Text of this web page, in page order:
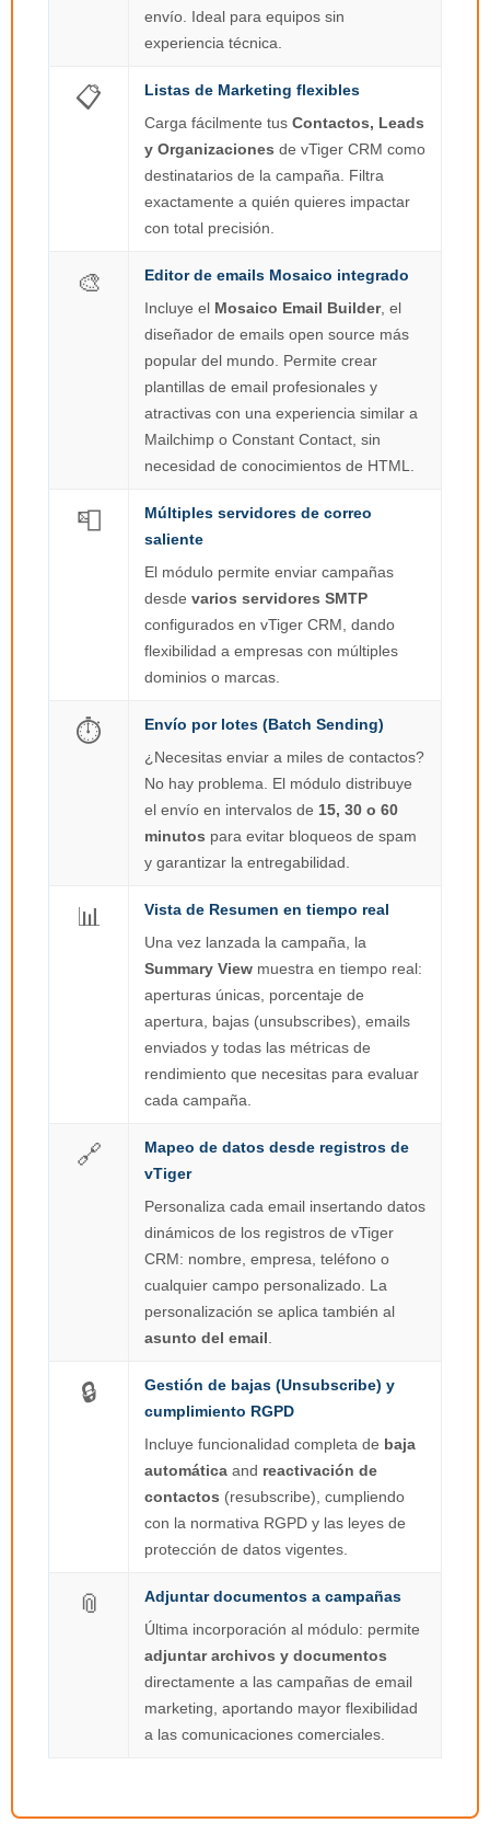
envío. Ideal para equipos sin
experiencia técnica.
📋
Listas de Marketing flexibles
Carga fácilmente tus Contactos, Leads
y Organizaciones de vTiger CRM como
destinatarios de la campaña. Filtra
exactamente a quién quieres impactar
con total precisión.
🎨
Editor de emails Mosaico integrado
Incluye el Mosaico Email Builder, el
diseñador de emails open source más
popular del mundo. Permite crear
plantillas de email profesionales y
atractivas con una experiencia similar a
Mailchimp o Constant Contact, sin
necesidad de conocimientos de HTML.
📮
Múltiples servidores de correo
saliente
El módulo permite enviar campañas
desde varios servidores SMTP
configurados en vTiger CRM, dando
flexibilidad a empresas con múltiples
dominios o marcas.
⏱️
Envío por lotes (Batch Sending)
¿Necesitas enviar a miles de contactos?
No hay problema. El módulo distribuye
el envío en intervalos de 15, 30 o 60
minutos para evitar bloqueos de spam
y garantizar la entregabilidad.
📊
Vista de Resumen en tiempo real
Una vez lanzada la campaña, la
Summary View muestra en tiempo real:
aperturas únicas, porcentaje de
apertura, bajas (unsubscribes), emails
enviados y todas las métricas de
rendimiento que necesitas para evaluar
cada campaña.
🔗
Mapeo de datos desde registros de
vTiger
Personaliza cada email insertando datos
dinámicos de los registros de vTiger
CRM: nombre, empresa, teléfono o
cualquier campo personalizado. La
personalización se aplica también al
asunto del email
🔒
Gestión de bajas (Unsubscribe) y
cumplimiento RGPD
Incluye funcionalidad completa de baja
automática and reactivación de
contactos (resubscribe), cumpliendo
con la normativa RGPD y las leyes de
protección de datos vigentes.
📎
Adjuntar documentos a campañas
Última incorporación al módulo: permite
adjuntar archivos y documentos
directamente a las campañas de email
marketing, aportando mayor flexibilidad
a las comunicaciones comerciales.